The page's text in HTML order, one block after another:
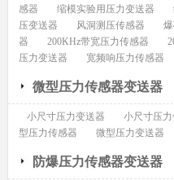
感器
缩模实验用压力变送器
压变送器
风洞测压传感器
器
200KHz带宽压力传感器
压力变送器
宽频响压力传感器
微型压力传感器变送器
小尺寸压力变送器 小尺寸压
型压力传感器
微型压力变送器
防爆压力传感器变送器